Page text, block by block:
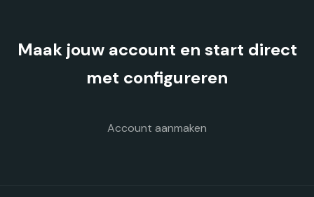
Maak jouw account en start direct
met configureren
Account aanmaken